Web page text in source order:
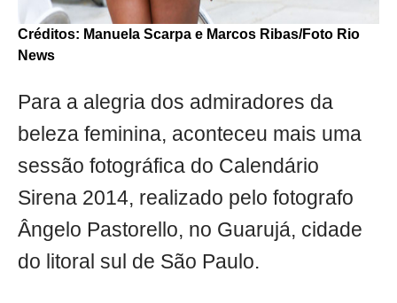
Créditos: Manuela Scarpa e Marcos Ribas/Foto Rio
News
Para a alegria dos admiradores da
beleza feminina, aconteceu mais uma
sessão fotográfica do Calendário
Sirena 2014, realizado pelo fotografo
Ângelo Pastorello, no Guarujá, cidade
do litoral sul de São Paulo.